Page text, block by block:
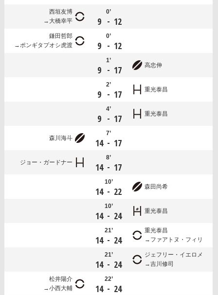
西垣友博
大橋幸平
0’
9 - 12
鎌田哲郎
ポンギタプオシ虎渡
0’
9 - 12
1’
9 - 17 高忠伸
2’
9 - 17 重光泰昌
4’
9 - 17 重光泰昌
森川海斗
7’
14 - 17
ジョー・ガードナー
8’
14 - 17
10’
14 - 22 森田尚希
10’
14 - 24 重光泰昌
21’
14 - 24
重光泰昌
ファアトヌ・フィリ
21’
14 - 24
ジェフリー・イエロメ
吉川修司
松井陽介
小西大輔
22’
14 - 24